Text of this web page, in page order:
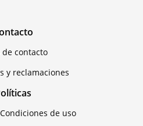
de contacto
y reclamaciones
de uso